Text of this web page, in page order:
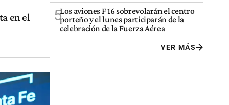
en el 5Los aviones F 16 sobrevolarán el centro
porteño y el lunes participarán de la
celebración de la Fuerza Aérea
VER MÁS